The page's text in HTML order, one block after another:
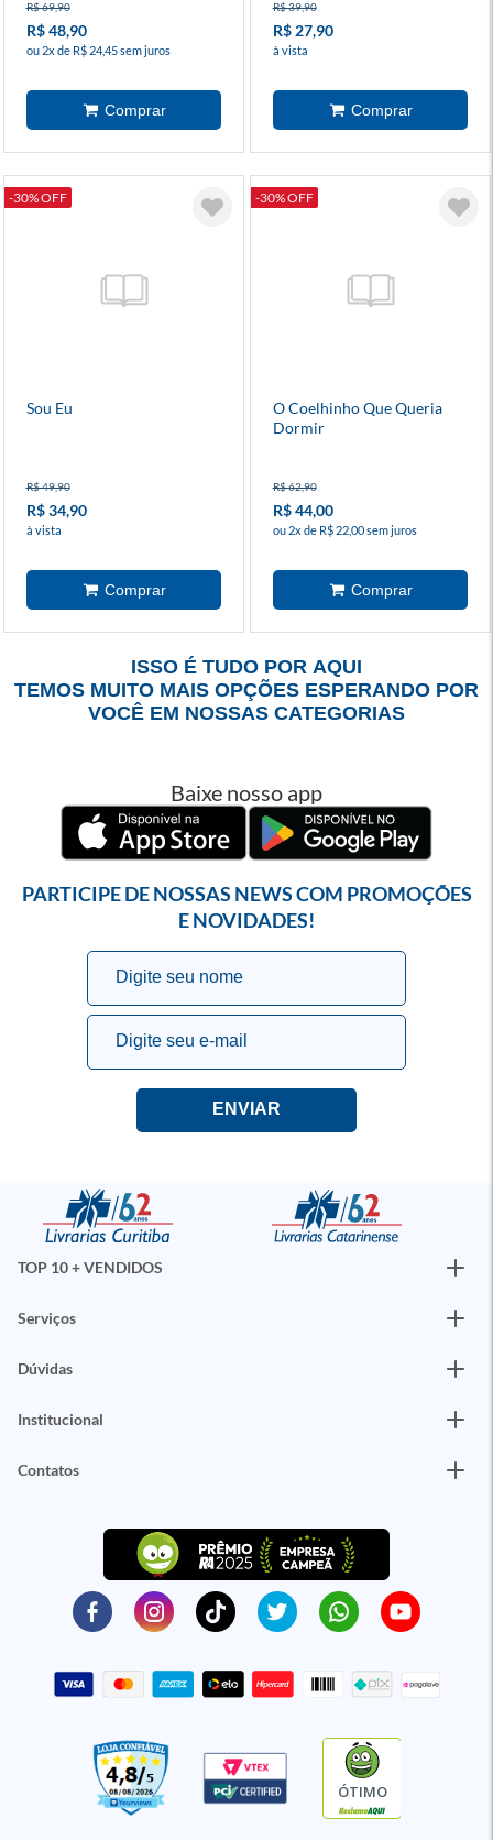
R$ 69,90
R$ 48,90
ou 2x de R$ 24,45 sem juros
R$ 39,90
R$ 27,90
à vista
-30% OFF
Sou Eu
R$ 49,90
R$ 34,90
à vista
-30% OFF
O Coelhinho Que Queria
Dormir
R$ 62,90
R$ 44,00
ou 2x de R$ 22,00 sem juros
ISSO É TUDO POR AQUI
TEMOS MUITO MAIS OPÇÕES ESPERANDO POR
VOCÊ EM NOSSAS CATEGORIAS
Baixe nosso app
PARTICIPE DE NOSSAS NEWS COM PROMOÇÕES
E NOVIDADES!
TOP 10 + VENDIDOS
Serviços
Dúvidas
Institucional
Contatos
ÓTIMO